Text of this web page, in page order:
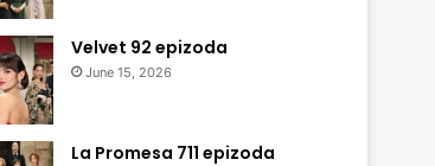
Velvet 92 epizoda
June 15, 2026
La Promesa 711 epizoda